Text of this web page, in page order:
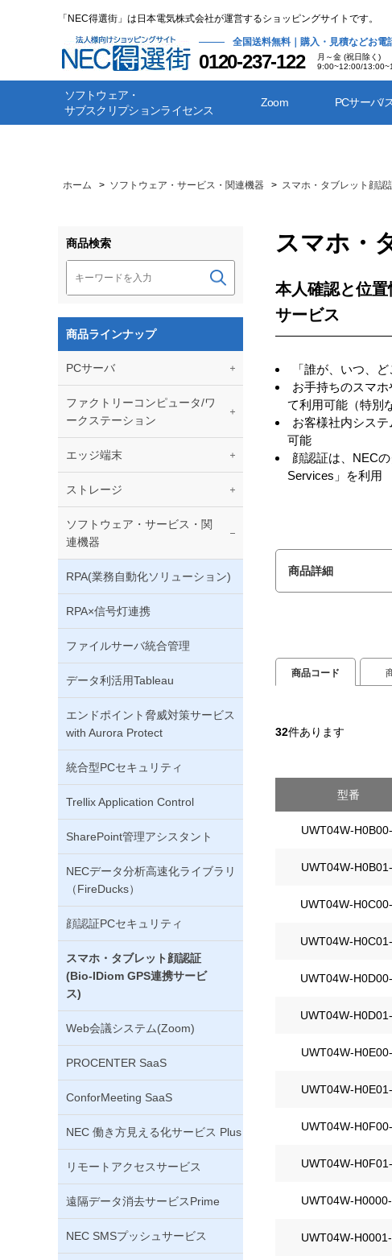
「NEC得選街」は日本電気株式会社が運営するショッピングサイトです。
全国送料無料｜購入・見積などお電
0120-237-122
月～金 (祝日除く)
9:00~12:00/
ソフトウェア・
サブスクリプションライセンス
Zoom PCサーバ/
ホーム > ソフトウェア・サービス・関連機器 > スマホ・タブレット顔
商品検索
商品ラインナップ
PCサーバ
ファクトリーコンピュータ/ワ
ークステーション
エッジ端末
ストレージ
ソフトウェア・サービス・関
連機器
RPA(業務自動化ソリューション)
RPA×信号灯連携
ファイルサーバ統合管理
データ利活用Tableau
エンドポイント脅威対策サービス
with Aurora Protect
統合型PCセキュリティ
Trellix Application Control
SharePoint管理アシスタント
NECデータ分析高速化ライブラリ
（FireDucks）
顔認証PCセキュリティ
スマホ・タブレット顔認証
(Bio-IDiom GPS連携サービ
ス)
Web会議システム(Zoom)
PROCENTER SaaS
ConforMeeting SaaS
NEC 働き方見える化サービス Plus
リモートアクセスサービス
遠隔データ消去サービスPrime
NEC SMSプッシュサービス
スマホ・
本人確認と位
サービス
「誰が、いつ、
お手持ちのスマ
て利用可能（特別
お客様社内シス
可能
顔認証は、NEC
Services」を利用
商品詳細
商品コード
32件あります
型番
UWT04W-
UWT04W-
UWT04W-
UWT04W-
UWT04W-
UWT04W-
UWT04W-
UWT04W-
UWT04W-
UWT04W-
UWT04W-
UWT04W-